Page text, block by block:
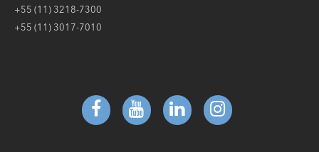
+55 (11) 3218-7300
+55 (11) 3017-7010